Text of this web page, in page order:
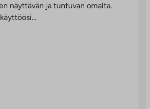
näyttävän ja tuntuvan omalta.